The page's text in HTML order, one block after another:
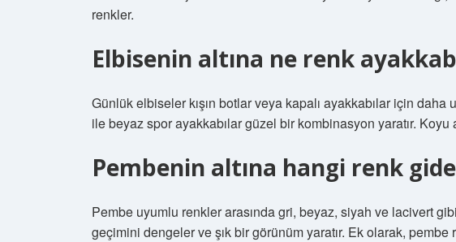
renkler.
Elbisenin altına ne renk
Günlük elbiseler kışın botlar veya kapalı ayakkabılar için
ile beyaz spor ayakkabılar güzel bir kombinasyon yaratır.
Pembenin altına hangi renk
Pembe uyumlu renkler arasında gri, beyaz, siyah ve lacivert
geçimini dengeler ve şık bir görünüm yaratır. Ek olarak, pembe